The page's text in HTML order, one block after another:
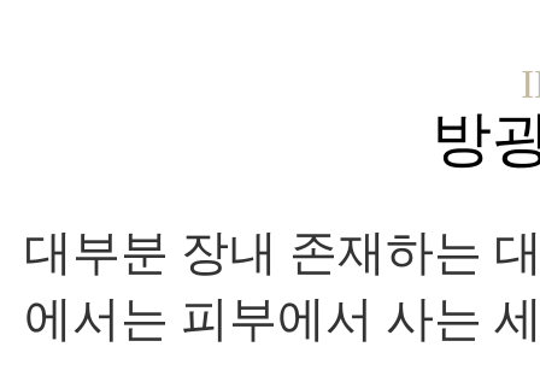
방
대부분 장내 존재하는
에서는 피부에서 사는